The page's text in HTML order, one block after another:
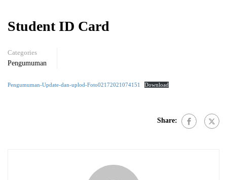
Student ID Card
Categories
Pengumuman
Pengumuman-Update-dan-uplod-Foto02172021074151 Download
Share: